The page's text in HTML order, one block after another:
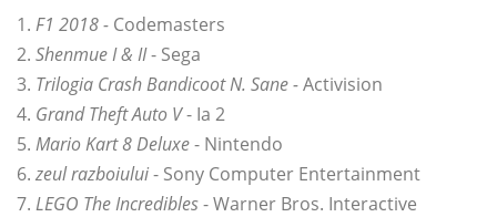
1. F1 2018 - Codemasters
2. Shenmue I & II- Sega
3. Trilogia Crash Bandicoot N. Sane -Activision
4. Grand Theft Auto V- Ia 2
5. Mario Kart 8 Deluxe- Nintendo
6. zeul razboiului- Sony Computer Entertainment
7. LEGO The Incredibles- Warner Bros. Interactive